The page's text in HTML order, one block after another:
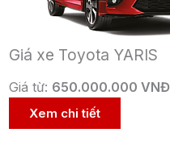
Giá xe Toyota YARIS
Giá từ: 650.000.000 VNĐ
Xem chi tiết